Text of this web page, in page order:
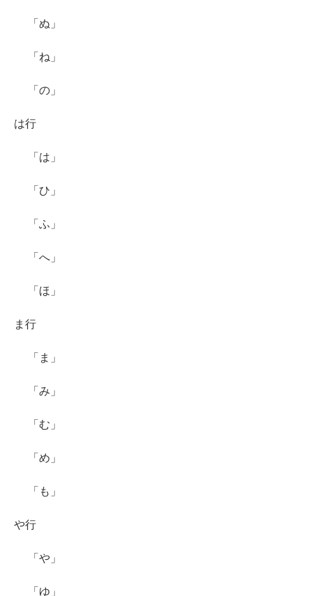
「ぬ」
「ね」
「の」
は行
「は」
「ひ」
「ふ」
「へ」
「ほ」
ま行
「ま」
「み」
「む」
「め」
「も」
や行
「や」
「ゆ」